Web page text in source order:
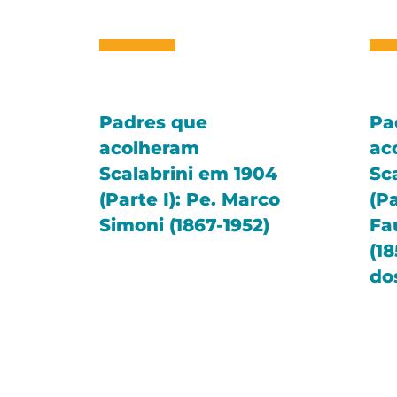
Padres que
acolheram
Scalabrini em 1904
(Parte I): Pe. Marco
Simoni (1867-1952)